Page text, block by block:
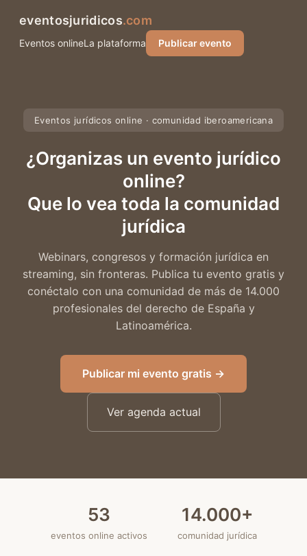
eventosjuridicos.com
Eventos onlineLa plataforma Publicar evento
Eventos jurídicos online · comunidad iberoamericana
¿Organizas un evento jurídico
online?
Que lo vea toda la comunidad
jurídica
Webinars, congresos y formación jurídica en
streaming, sin fronteras. Publica tu evento gratis y
conéctalo con una comunidad de más de 14.000
profesionales del derecho de España y
Latinoamérica.
Publicar mi evento gratis →
Ver agenda actual
53
eventos online activos
14.000+
comunidad jurídica